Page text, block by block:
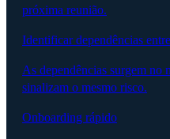
próxima reunião.
Identificar dependências
As dependências surgem no
sinalizam o mesmo risco.
Onboarding rápido